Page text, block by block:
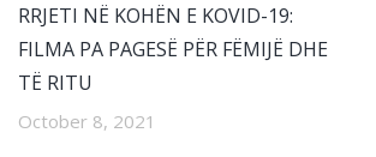
RRJETI NË KOHËN E KOVID-19:
FILMA PA PAGESË PËR FËMIJË DHE
TË RITU
October 8, 2021